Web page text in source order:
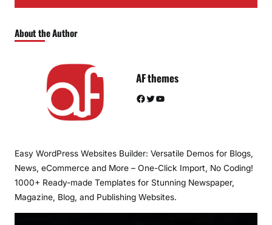
About the Author
AF themes
Facebook Twitter YouTube
Easy WordPress Websites Builder: Versatile Demos for Blogs,
News, eCommerce and More – One-Click Import, No Coding!
1000+ Ready-made Templates for Stunning Newspaper,
Magazine, Blog, and Publishing Websites.